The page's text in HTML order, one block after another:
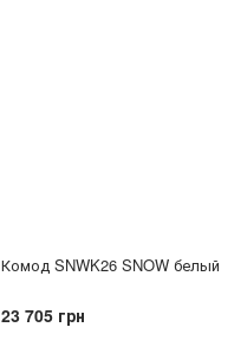
Комод SNWK26 SNOW белый
23 705 грн